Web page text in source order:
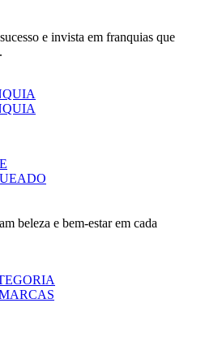
e invista em franquias que
beleza e bem-estar em cada